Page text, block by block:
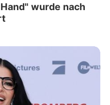
wurde nach